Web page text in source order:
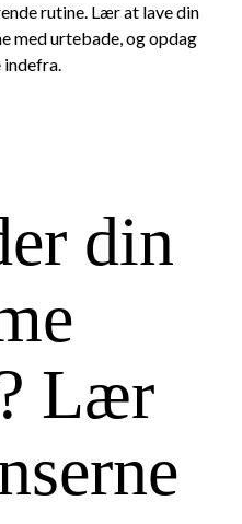
rutine. Lær at lave din
med urtebade, og opdag
indefra.
din
Lær